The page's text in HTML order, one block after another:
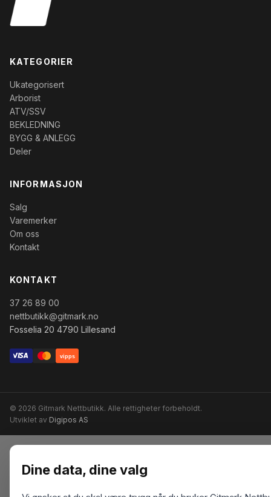
KATEGORIER
Ukategorisert
Arborist
ATV/SSV
BEKLEDNING
BYGG & ANLEGG
Deler
INFORMASJON
Salg
Varemerker
Om oss
Kontakt
KONTAKT
37 26 89 00
nettbutikk@gitmark.no
Fosselia 20 4790 Lillesand
vipps
© 2026 Gitmark Nettbutikk. Alle rettigheter forbeholdt.
Utviklet av Digipos AS
Dine data, dine valg